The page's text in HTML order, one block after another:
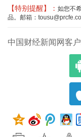
【特别提醒】： 如您不
品。邮箱：
中国财经新闻网客